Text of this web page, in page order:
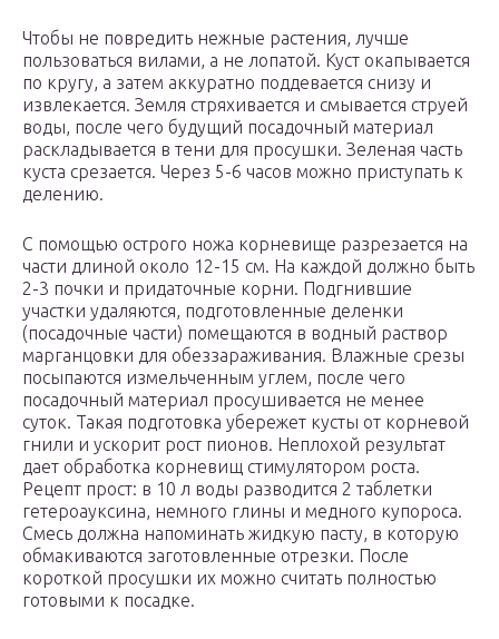
Чтобы не повредить нежные растения, лучше
пользоваться вилами, а не лопатой. Куст окапывается
по кругу, а затем аккуратно поддевается снизу и
извлекается. Земля стряхивается и смывается струей
воды, после чего будущий посадочный материал
раскладывается в тени для просушки. Зеленая часть
куста срезается. Через 5-6 часов можно приступать к
делению.
С помощью острого ножа корневище разрезается на
части длиной около 12-15 см. На каждой должно быть
2-3 почки и придаточные корни. Подгнившие
участки удаляются, подготовленные деленки
(посадочные части) помещаются в водный раствор
марганцовки для обеззараживания. Влажные срезы
посыпаются измельченным углем, после чего
посадочный материал просушивается не менее
суток. Такая подготовка убережет кусты от корневой
гнили и ускорит рост пионов. Неплохой результат
дает обработка корневищ стимулятором роста.
Рецепт прост: в 10 л воды разводится 2 таблетки
гетероауксина, немного глины и медного купороса.
Смесь должна напоминать жидкую пасту, в которую
обмакиваются заготовленные отрезки. После
короткой просушки их можно считать полностью
готовыми к посадке.